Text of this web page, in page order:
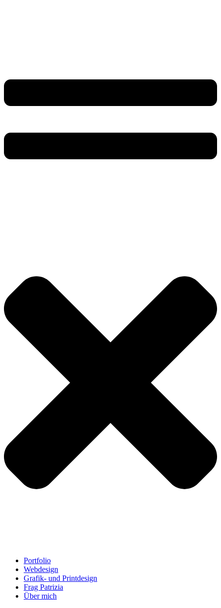
Portfolio
Webdesign
Grafik- und Printdesign
Frag Patrizia
Über mich